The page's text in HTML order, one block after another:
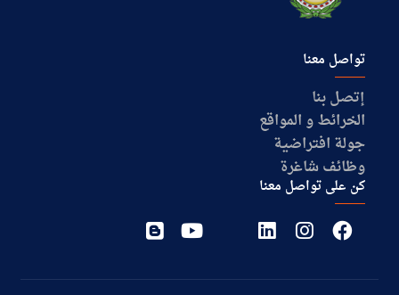
تواصل معنا
إتصل بنا
الخرائط و المواقع
جولة افتراضية
وظائف شاغرة
كن على تواصل معنا